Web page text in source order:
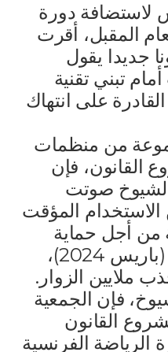
لاستضافة دورة
الأولمبية 33 العام المقبل، أقرت
جديدا يقول
تبني تقنية
القادرة على انتهاك
38 مجموعة من منظمات
القانون، فإن
صوتت
المؤقت
من أجل حماية
دورة الألعاب الأولمبية (باريس 2024)،
ملايين الزوار.
فإن الجمعية
القانون
الرياضة الفرنسية